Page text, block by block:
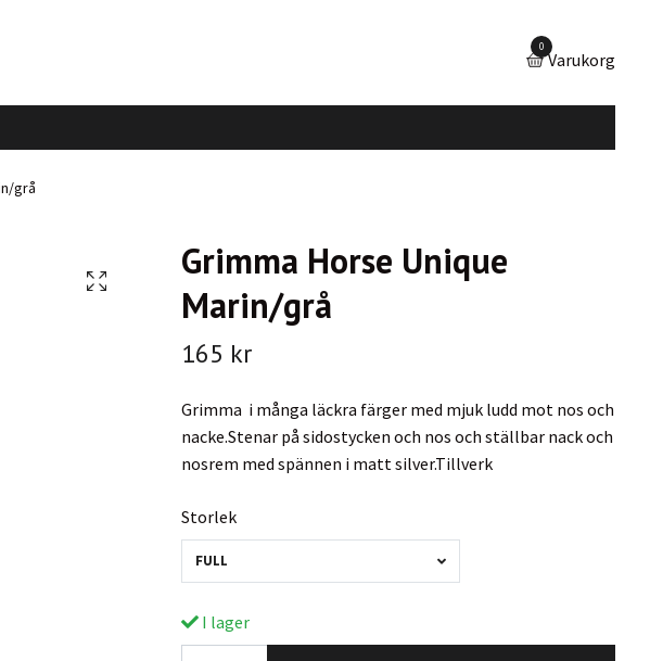
0
Varukorg
grå
Grimma Horse Unique
Marin/grå
165 kr
Grimma i många läckra färger med mjuk ludd mot nos och
nacke.Stenar på sidostycken och nos och ställbar nack och
nosrem med spännen i matt silver.Tillverk
Storlek
FULL
I lager